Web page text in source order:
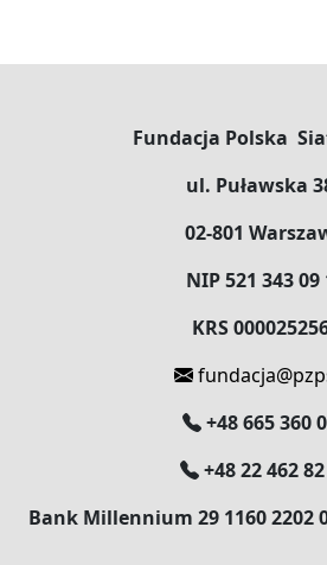
Fundacja Polska
ul. Puławska
02-801
NIP 521 343 09
KRS
+48 665 360
+48 22 462
Bank Millennium 29 1160 2202